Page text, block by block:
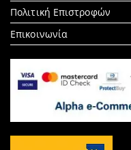
Πολιτική Επιστροφών
Επικοινωνία